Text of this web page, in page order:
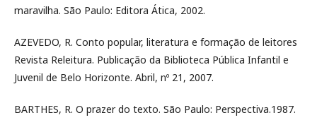
maravilha. São Paulo: Editora Ática, 2002.
AZEVEDO, R. Conto popular, literatura e formação de leitores
Revista Releitura. Publicação da Biblioteca Pública Infantil e
Juvenil de Belo Horizonte. Abril, nº 21, 2007.
BARTHES, R. O prazer do texto. São Paulo: Perspectiva.1987.